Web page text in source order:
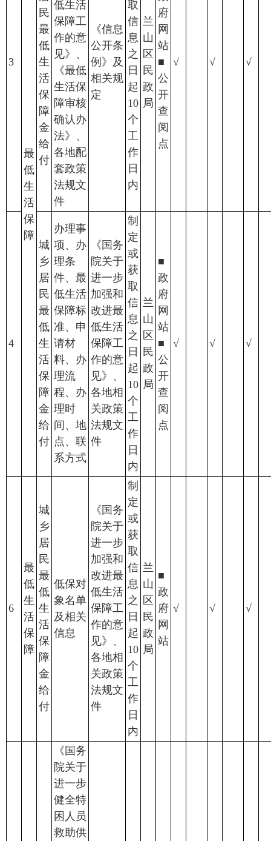
3
最
低
生
活
保
障
民
最
低
生
活
保
障
金
给
付
低生活
保障工
作的意
见》、
《最低
生活保
障审核
确认办
法》、
各地配
套政策
法规文
件
《信息
公开条
例》及
相关规
定
取
信
息
之
日
起
10
个
工
作
日
内
兰
山
区
民
政
局
府
网
站
■
公
开
查
阅
点
√ √ √
4
城
乡
居
民
最
低
生
活
保
障
金
给
付
办理事
项、办
理条
件、最
低生活
保障标
准、申
请材
料、办
理流
程、办
理时
间、地
点、联
系方式
《国务
院关于
进一步
加强和
改进最
低生活
保障工
作的意
见》、
各地相
关政策
法规文
件
制
定
或
获
取
信
息
之
日
起
10
个
工
作
日
内
兰
山
区
民
政
局
■
政
府
网
站
■
公
开
查
阅
点
√ √ √
6
最
低
生
活
保
障
城
乡
居
民
最
低
生
活
保
障
金
给
付
低保对
象名单
及相关
信息
《国务
院关于
进一步
加强和
改进最
低生活
保障工
作的意
见》、
各地相
关政策
法规文
件
制
定
或
获
取
信
息
之
日
起
10
个
工
作
日
内
兰
山
区
民
政
局
■
政
府
网
站
√ √ √
《国务
院关于
进一步
健全特
困人员
救助供